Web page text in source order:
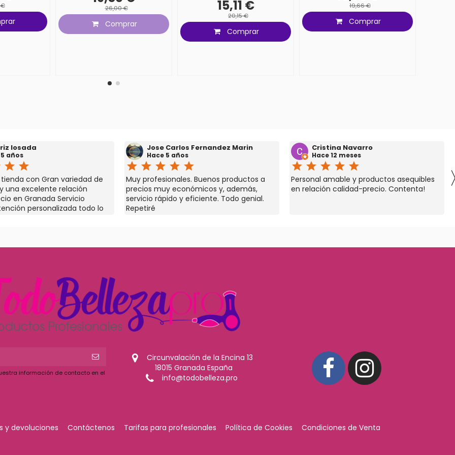
€ 26,00 €
Comprar
15,11 €
20,15 €
Comprar
19,66 €
Comprar
losada
años
star star
con Gran variedad de
una excelente relación
en Granada Servicio
personalizada todo lo
Jose Carlos Fernandez Marin
Hace 5 años
star star star star star
Muy profesionales. Buenos productos a
precios muy económicos y, además,
servicio rápido y eficiente. Todo genial.
Repetiré
Cristina Navarro
Hace 12 meses
star star star star star
Personal amable y productos asequibles
en relación calidad-precio. Contenta!
información de contacto en el
Circunvalación de la Encina 13
18015 Granada España
info@todobelleza.pro
y devoluciones Contáctenos Tarifas para profesionales Política de Cookies Condiciones de Venta